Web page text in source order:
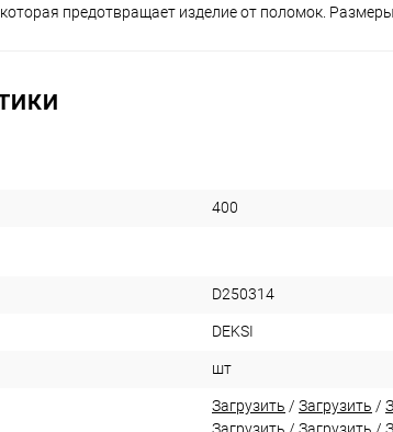
предотвращает изделие от поломок.
400
D250314
DEKSI
шт
Загрузить / Загрузить /